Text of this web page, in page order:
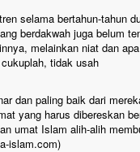
selama bertahun-tahun
berdakwah juga belum
melainkan niat dan
tidak usah
dan paling baik dari
yang harus dibereskan
umat Islam alih-alih
islam.com)